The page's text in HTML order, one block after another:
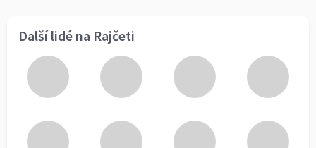
Další lidé na Rajčeti